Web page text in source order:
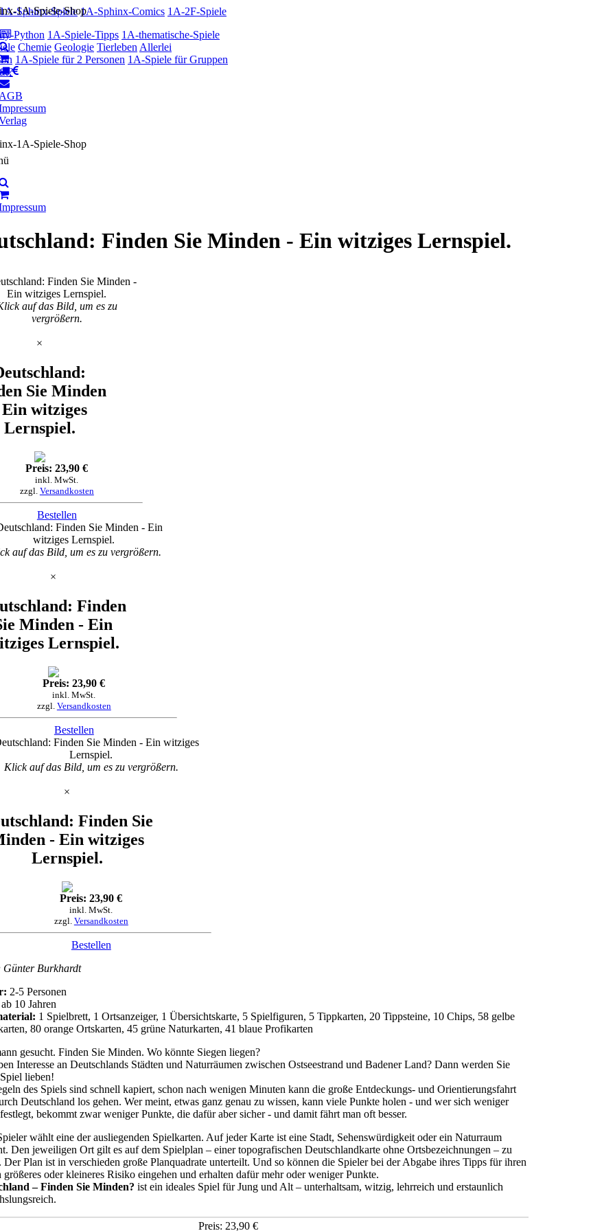
1A-Sphinx-Spiele 1A-Sphinx-Comics 1A-2F-Spiele
Python 1A-Spiele-Tipps 1A-thematische-Spiele
Chemie Geologie Tierleben Allerlei
1A-Spiele für 2 Personen 1A-Spiele für Gruppen
AGB
Finden Sie Minden - Ein witziges Lernspiel.
auf das Bild, um es zu
vergrößern.
×
Sie Minden
witziges
Lernspiel.
Preis: 23,90 €
inkl. MwSt.
zzgl. Versandkosten
Bestellen
auf das Bild, um es zu vergrößern.
×
Finden
Minden - Ein
Lernspiel.
Preis: 23,90 €
inkl. MwSt.
zzgl. Versandkosten
Bestellen
Klick auf das Bild, um es zu vergrößern.
×
Finden Sie
- Ein witziges
Lernspiel.
Preis: 23,90 €
inkl. MwSt.
zzgl. Versandkosten
Bestellen
Günter Burkhardt
2-5 Personen
ab 10 Jahren
1 Spielbrett, 1 Ortsanzeiger, 1 Übersichtskarte, 5 Spielfiguren, 5 Tippkarten, 20 Tippsteine, 10 Chips, 58 gelbe
80 orange Ortskarten, 45 grüne Naturkarten, 41 blaue Profikarten
gesucht. Finden Sie Minden. Wo könnte Siegen liegen?
Interesse an Deutschlands Städten und Naturräumen zwischen Ostseestrand und Badener Land? Dann werden Sie
lieben!
des Spiels sind schnell kapiert, schon nach wenigen Minuten kann die große Entdeckungs- und Orientierungsfahrt
Deutschland los gehen. Wer meint, etwas ganz genau zu wissen, kann viele Punkte holen - und wer sich weniger
bekommt zwar weniger Punkte, die dafür aber sicher - und damit fährt man oft besser.
wählt eine der ausliegenden Spielkarten. Auf jeder Karte ist eine Stadt, Sehenswürdigkeit oder ein Naturraum
Den jeweiligen Ort gilt es auf dem Spielplan – einer topografischen Deutschlandkarte ohne Ortsbezeichnungen – zu
Der Plan ist in verschieden große Planquadrate unterteilt. Und so können die Spieler bei der Abgabe ihres Tipps für ihren
größeres oder kleineres Risiko eingehen und erhalten dafür mehr oder weniger Punkte.
– Finden Sie Minden? ist ein ideales Spiel für Jung und Alt – unterhaltsam, witzig, lehrreich und erstaunlich
Preis: 23,90 €